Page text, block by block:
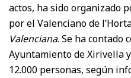
actos, ha sido organizado
por el Valenciano de
Valenciana. Se ha contado
Ayuntamiento de Xirivella
12.000 personas, según